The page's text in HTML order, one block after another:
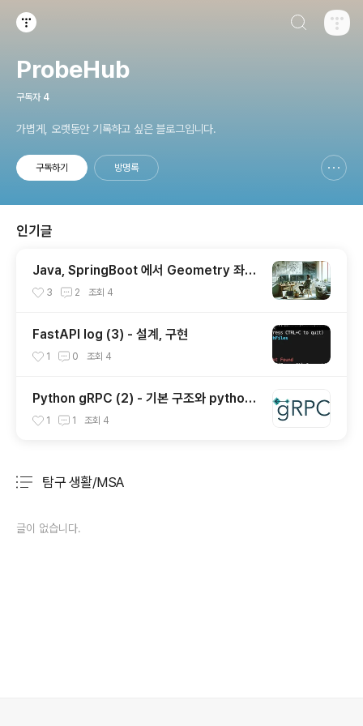
ProbeHub
구독자 4
가볍게, 오랫동안 기록하고 싶은 블로그입니다.
구독하기 방명록
인기글
Java, SpringBoot 에서 Geometry 좌표
핸들링
3 2 조회 4
FastAPI log (3) - 설계, 구현
1 0 조회 4
Python gRPC (2) - 기본 구조와 python
구현1 1 조회 4
탐구 생활/MSA
글이 없습니다.